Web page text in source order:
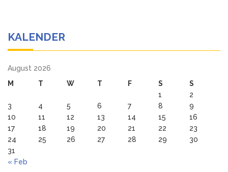
KALENDER
August 2026
M
T W T F S S
« Feb
1
2
3
4 5 6 7 8
9
10
11 12 13 14 15
16
17
18 19 20 21 22
23
24
25 26 27 28 29
30
31